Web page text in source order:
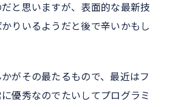
と思いますが、表面的な最新技
りいるようだと後で辛いかもし
がその最たるもので、最近はフ
優秀なのでたいしてプログラミ